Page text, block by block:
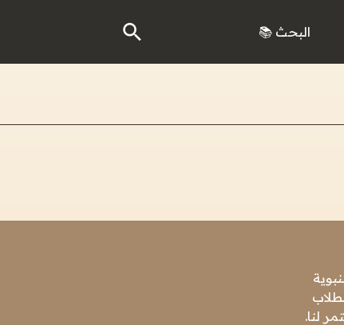
البحث 📚
لنا.